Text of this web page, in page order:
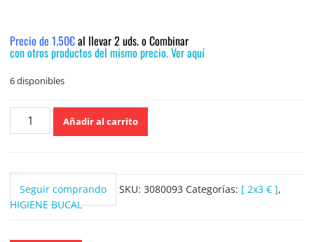
Precio de 1.50€al llevar 2 uds. o Combinar
con otros productos del mismo precio. Ver aquí
6 disponibles
Colgate
Pasta
Herbal
White
100ml.
cantidad
Añadir al carrito
Seguir comprando SKU: 3080093 Categorías: [ 2x3 € ],
HIGIENE BUCAL